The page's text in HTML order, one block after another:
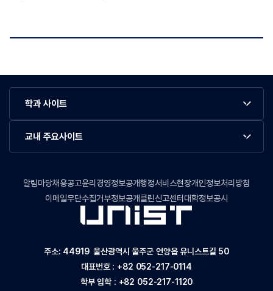
학과 사이트
교내 주요사이트
주소: 44919 울산광역시 울주군 언양읍 유니스트길 50
대표번호 : +82 052-217-0114
학부 입학 : +82 052-217-1120
알림마당채용공고윤리경영정보공개행정서비스현장개인정보처리방침
이메일무단수집거부정보공개클린신고센터대학정보공시